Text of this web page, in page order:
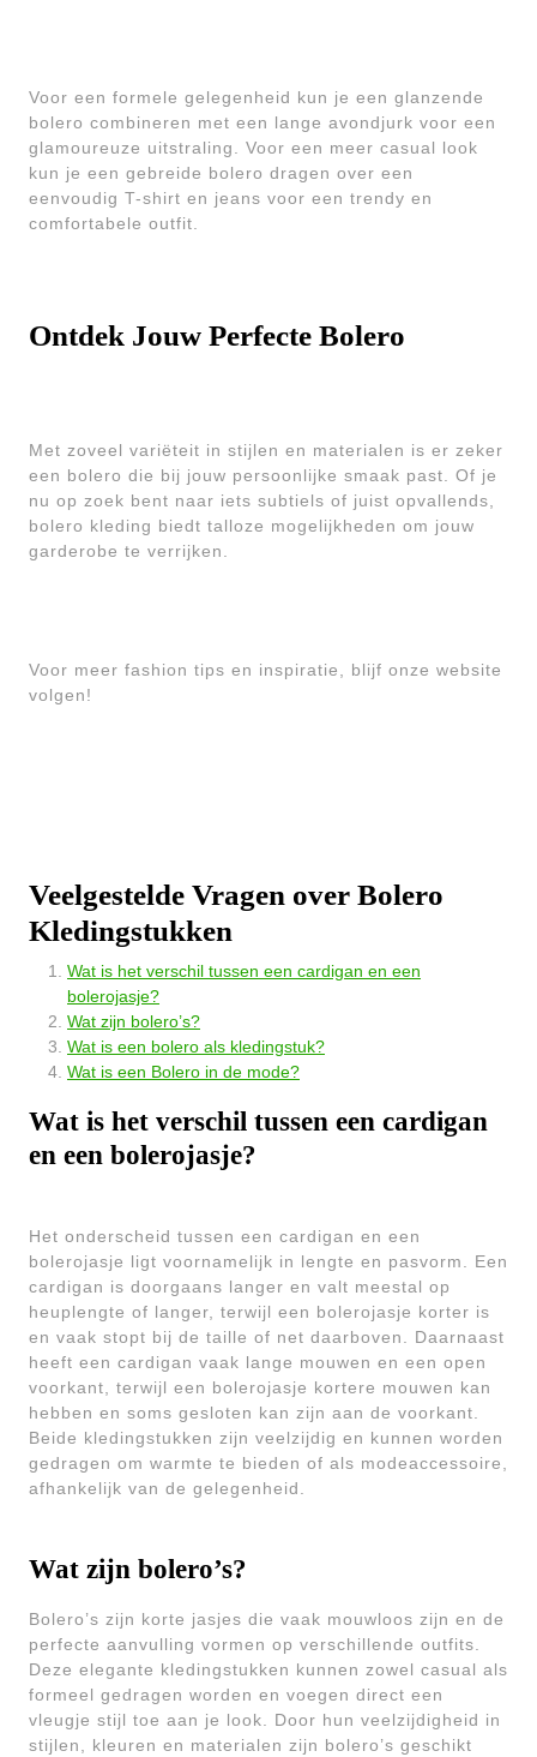
Voor een formele gelegenheid kun je een glanzende
bolero combineren met een lange avondjurk voor een
glamoureuze uitstraling. Voor een meer casual look
kun je een gebreide bolero dragen over een
eenvoudig T-shirt en jeans voor een trendy en
comfortabele outfit.
Ontdek Jouw Perfecte Bolero
Met zoveel variëteit in stijlen en materialen is er zeker
een bolero die bij jouw persoonlijke smaak past. Of je
nu op zoek bent naar iets subtiels of juist opvallends,
bolero kleding biedt talloze mogelijkheden om jouw
garderobe te verrijken.
Voor meer fashion tips en inspiratie, blijf onze website
volgen!
Veelgestelde Vragen over Bolero
Kledingstukken
Wat is het verschil tussen een cardigan en een
bolerojasje?
Wat zijn bolero’s?
Wat is een bolero als kledingstuk?
Wat is een Bolero in de mode?
Wat is het verschil tussen een cardigan
en een bolerojasje?
Het onderscheid tussen een cardigan en een
bolerojasje ligt voornamelijk in lengte en pasvorm. Een
cardigan is doorgaans langer en valt meestal op
heuplengte of langer, terwijl een bolerojasje korter is
en vaak stopt bij de taille of net daarboven. Daarnaast
heeft een cardigan vaak lange mouwen en een open
voorkant, terwijl een bolerojasje kortere mouwen kan
hebben en soms gesloten kan zijn aan de voorkant.
Beide kledingstukken zijn veelzijdig en kunnen worden
gedragen om warmte te bieden of als modeaccessoire,
afhankelijk van de gelegenheid.
Wat zijn bolero’s?
Bolero’s zijn korte jasjes die vaak mouwloos zijn en de
perfecte aanvulling vormen op verschillende outfits.
Deze elegante kledingstukken kunnen zowel casual als
formeel gedragen worden en voegen direct een
vleugje stijl toe aan je look. Door hun veelzijdigheid in
stijlen, kleuren en materialen zijn bolero’s geschikt